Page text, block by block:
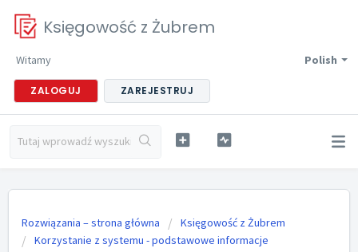
Księgowość z Żubrem
Polish
Witamy
ZALOGUJ ZAREJESTRUJ
Rozwiązania – strona główna
Księgowość z Żubrem
Korzystanie z systemu - podstawowe informacje